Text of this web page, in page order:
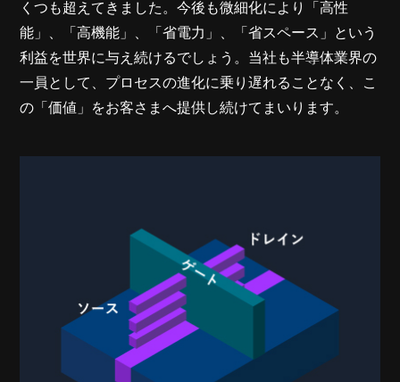
くつも超えてきました。今後も微細化により「高性
能」、「高機能」、「省電力」、「省スペース」という
利益を世界に与え続けるでしょう。当社も半導体業界の
一員として、プロセスの進化に乗り遅れることなく、こ
の「価値」をお客さまへ提供し続けてまいります。